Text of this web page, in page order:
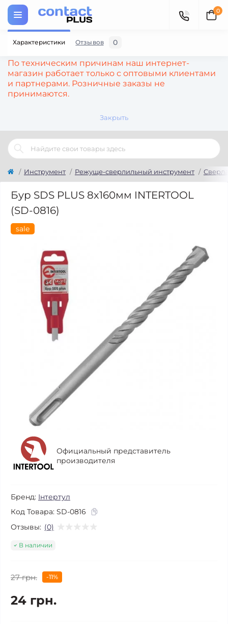
По техническим причинам наш интернет-
магазин работает только с оптовыми клиентами
и партнерами. Розничные заказы не
принимаются.
Закрыть
0
Инструмент Режуще-сверлильный инструмент
Бур SDS PLUS 8x160мм INTERTOOL
(SD-0816)
sale
Официальный представитель
производителя
Бренд: Інтертул
Код Товара: SD-0816
Отзывы: (0)
В наличии
27 грн. -11%
24 грн.
Характеристики Отзывов 0